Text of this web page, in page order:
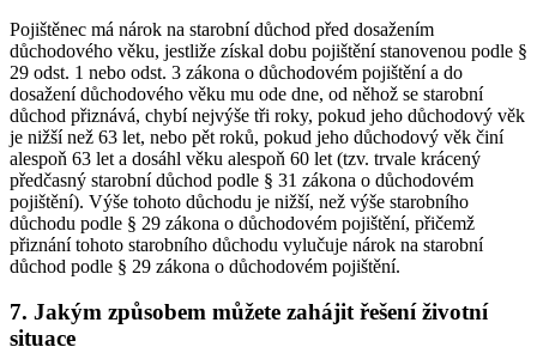
Pojištěnec má nárok na starobní důchod před dosažením
důchodového věku, jestliže získal dobu pojištění stanovenou podle §
29 odst. 1 nebo odst. 3 zákona o důchodovém pojištění a do
dosažení důchodového věku mu ode dne, od něhož se starobní
důchod přiznává, chybí nejvýše tři roky, pokud jeho důchodový věk
je nižší než 63 let, nebo pět roků, pokud jeho důchodový věk činí
alespoň 63 let a dosáhl věku alespoň 60 let (tzv. trvale krácený
předčasný starobní důchod podle § 31 zákona o důchodovém
pojištění). Výše tohoto důchodu je nižší, než výše starobního
důchodu podle § 29 zákona o důchodovém pojištění, přičemž
přiznání tohoto starobního důchodu vylučuje nárok na starobní
důchod podle § 29 zákona o důchodovém pojištění.
7. Jakým způsobem můžete zahájit řešení životní
situace